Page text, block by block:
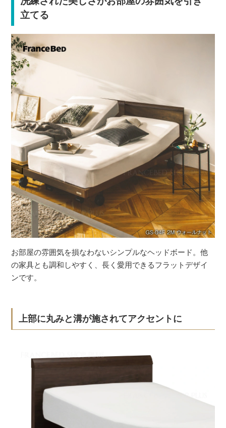
立てる
お部屋の雰囲気を損なわないシンプルなヘッドボード。他
の家具とも調和しやすく、長く愛用できるフラットデザイ
ンです。
上部に丸みと溝が施されてアクセントに